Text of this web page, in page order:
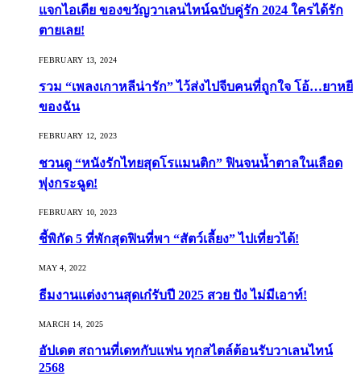
แจกไอเดีย ของขวัญวาเลนไทน์ฉบับคู่รัก 2024 ใครได้รัก
ตายเลย!
FEBRUARY 13, 2024
รวม “เพลงเกาหลีน่ารัก” ไว้ส่งไปจีบคนที่ถูกใจ โอ้…ยาหยี
ของฉัน
FEBRUARY 12, 2023
ชวนดู “หนังรักไทยสุดโรแมนติก” ฟินจนน้ำตาลในเลือด
พุ่งกระฉูด!
FEBRUARY 10, 2023
ชี้พิกัด 5 ที่พักสุดฟินที่พา “สัตว์เลี้ยง” ไปเที่ยวได้!
MAY 4, 2022
ธีมงานแต่งงานสุดเก๋รับปี 2025 สวย ปัง ไม่มีเอาท์!
MARCH 14, 2025
อัปเดต สถานที่เดทกับแฟน ทุกสไตล์ต้อนรับวาเลนไทน์
2568